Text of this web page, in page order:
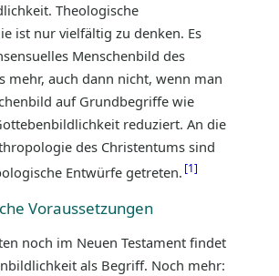
Theologische
ist nur vielfältig zu denken. Es
Menschenbild des
mehr, auch dann nicht, wenn man
auf Grundbegriffe wie
reduziert. An die
des Christentums sind
Entwürfe getreten. 1
Voraussetzungen
noch im Neuen Testament findet
als Begriff. Noch mehr: